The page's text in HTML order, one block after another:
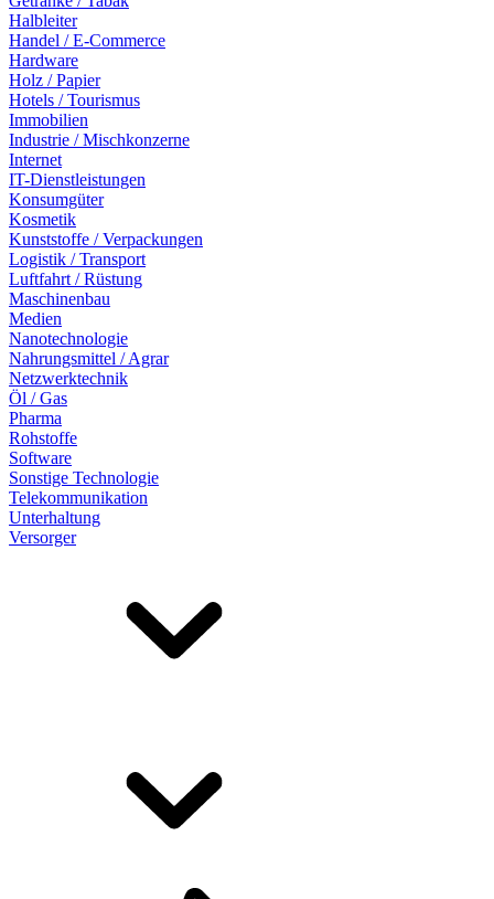
Halbleiter
Handel / E-Commerce
Hardware
Holz / Papier
Hotels / Tourismus
Immobilien
Industrie / Mischkonzerne
Internet
IT-Dienstleistungen
Konsumgüter
Kosmetik
Kunststoffe / Verpackungen
Logistik / Transport
Luftfahrt / Rüstung
Maschinenbau
Medien
Nanotechnologie
Nahrungsmittel / Agrar
Netzwerktechnik
Öl / Gas
Pharma
Rohstoffe
Software
Sonstige Technologie
Telekommunikation
Unterhaltung
Versorger